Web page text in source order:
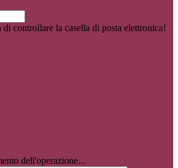
controllare la casella di posta elettronica!
dell'operazione...